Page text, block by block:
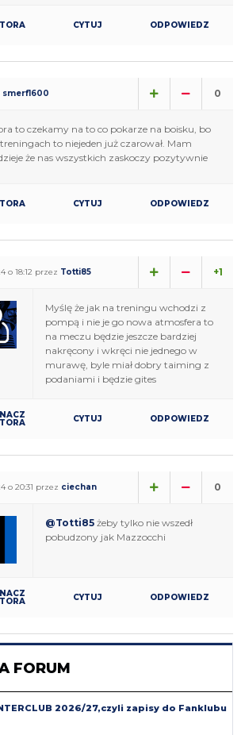
CYTUJ ODPOWIEDZ
smerf1600 0
to czekamy na to co pokarze na boisku, bo
to niejeden już czarował. Mam
że nas wszystkich zaskoczy pozytywnie
CYTUJ ODPOWIEDZ
o 18:12 przez Totti85 +1
Myślę że jak na treningu wchodzi z
pompą i nie je go nowa atmosfera to
na meczu będzie jeszcze bardziej
nakręcony i wkręci nie jednego w
murawę, byle miał dobry taiming z
podaniami i będzie gites
CYTUJ ODPOWIEDZ
o 20:31 przez ciechan 0
@Totti85 żeby tylko nie wszedł
pobudzony jak Mazzocchi
CYTUJ ODPOWIEDZ
FORUM
2026/27,czyli zapisy do Fanklubu